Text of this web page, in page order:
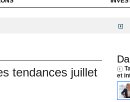
Le
tendances juillet
et